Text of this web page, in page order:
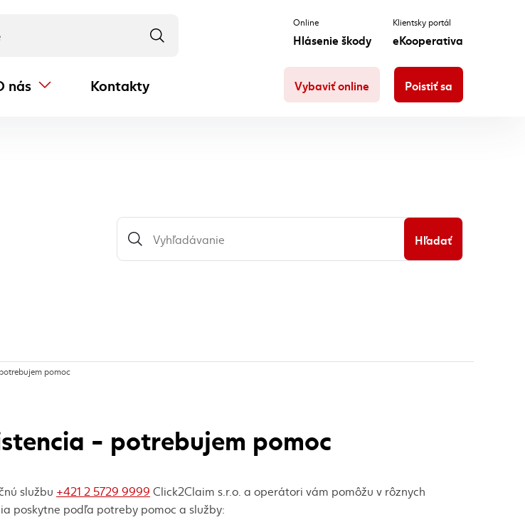
Online
Hlásenie škody
Klientsky portál
eKooperativa
nás Kontakty Vybaviť online Poistiť sa
Hľadať
pomoc, aktuálna stránka
- potrebujem pomoc
službu +421 2 5729 9999 Click2Claim s.r.o. a operátori vám pomôžu v rôznych
poskytne podľa potreby pomoc a služby: